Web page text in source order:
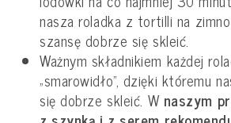
nasza roladka z tortilli na
szansę dobrze się skleić.
Ważnym składnikiem każdej
„smarowidło”, dzięki któremu
się dobrze skleić. W naszym